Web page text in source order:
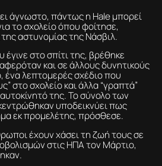
άγνωστο, πάντως η Hale μπορεί
το σχολείο όπου φοίτησε,
αστυνομίας της Νάσβιλ.
στο σπίτι της, βρέθηκε
και σε άλλους δυνητικούς
ένα λεπτομερές σχέδιο που
στο σχολείο και άλλα “γραπτά”
της. Το σύνολο των
υποδεικνύει πως
εκ προμελέτης, πρόσθεσε.
έχουν χάσει τη ζωή τους σε
στις ΗΠΑ τον Μάρτιο,